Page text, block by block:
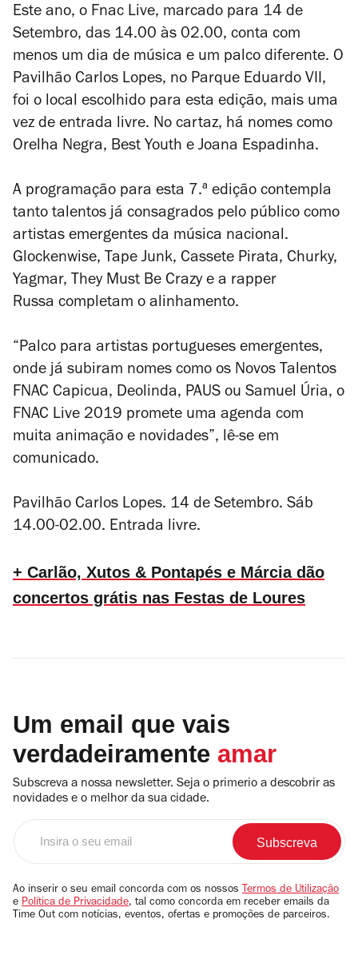
Este ano, o Fnac Live, marcado para 14 de
Setembro, das 14.00 às 02.00, conta com
menos um dia de música e um palco diferente. O
Pavilhão Carlos Lopes, no Parque Eduardo VII,
foi o local escolhido para esta edição, mais uma
vez de entrada livre. No cartaz, há nomes como
Orelha Negra, Best Youth e Joana Espadinha.
A programação para esta 7.ª edição contempla
tanto talentos já consagrados pelo público como
artistas emergentes da música nacional.
Glockenwise, Tape Junk, Cassete Pirata, Churky,
Yagmar, They Must Be Crazy e a rapper
Russa completam o alinhamento.
“Palco para artistas portugueses emergentes,
onde já subiram nomes como os Novos Talentos
FNAC Capicua, Deolinda, PAUS ou Samuel Úria, o
FNAC Live 2019 promete uma agenda com
muita animação e novidades”, lê-se em
comunicado.
Pavilhão Carlos Lopes. 14 de Setembro. Sáb
14.00-02.00. Entrada livre.
+ Carlão, Xutos & Pontapés e Márcia dão
concertos grátis nas Festas de Loures
Um email que vais
verdadeiramente amar
Subscreva a nossa newsletter. Seja o primerio a descobrir as
novidades e o melhor da sua cidade.
email
Ao inserir o seu email concorda com os nossos Termos de Utilização
e Política de Privacidade, tal como concorda em receber emails da
Time Out com notícias, eventos, ofertas e promoções de parceiros.